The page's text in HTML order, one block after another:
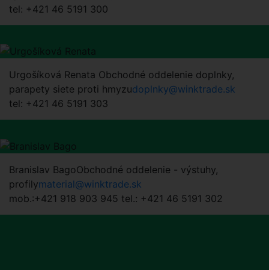
tel: +421 46 5191 300
Urgošíková Renata Obchodné oddelenie doplnky,
parapety siete proti hmyzudoplnky@winktrade.sk
tel: +421 46 5191 303
Branislav BagoObchodné oddelenie - výstuhy,
profilymaterial@winktrade.sk
mob.:+421 918 903 945 tel.: +421 46 5191 302